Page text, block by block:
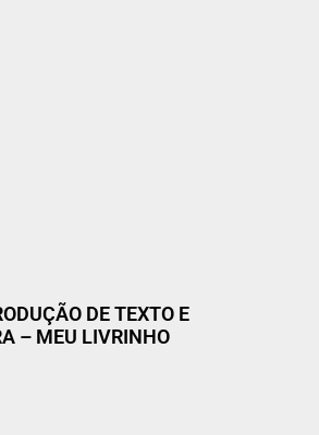
DE TEXTO E
– MEU LIVRINHO